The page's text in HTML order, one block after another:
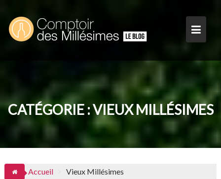
content
CATÉGORIE :VIEUX MILLÉSIMES
Accueil Vieux Millésimes